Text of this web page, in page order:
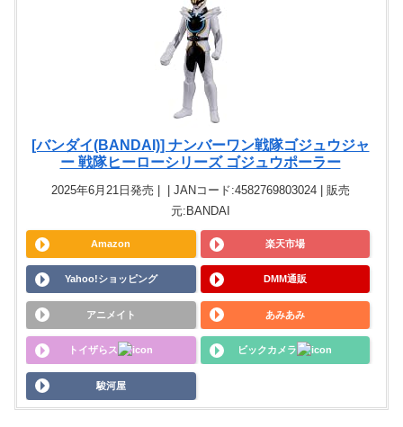
[バンダイ(BANDAI)] ナンバーワン戦隊ゴジュウジャ
ー 戦隊ヒーローシリーズ ゴジュウポーラー
2025年6月21日発売 | | JANコード:4582769803024 | 販売
元:BANDAI
Amazon 楽天市場
Yahoo!ショッピング DMM通販
アニメイト あみあみ
トイザらス ビックカメラ
駿河屋